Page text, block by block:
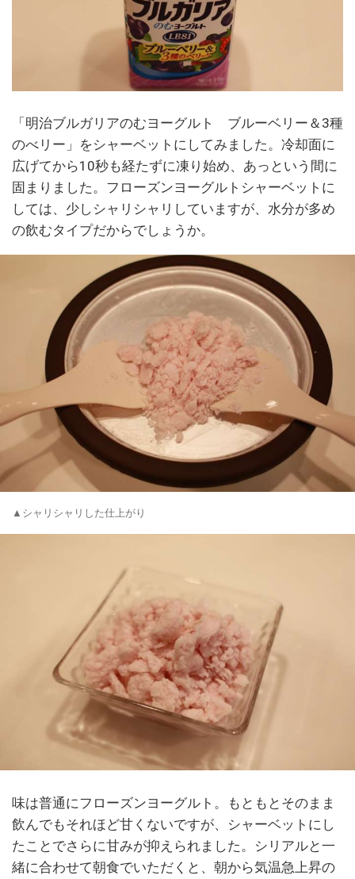
「明治ブルガリアのむヨーグルト ブルーベリー＆3種
のべリー」をシャーベットにしてみました。冷却面に
広げてから10秒も経たずに凍り始め、あっという間に
固まりました。フローズンヨーグルトシャーベットに
しては、少しシャリシャリしていますが、水分が多め
の飲むタイプだからでしょうか。
▲シャリシャリした仕上がり
味は普通にフローズンヨーグルト。もともとそのまま
飲んでもそれほど甘くないですが、シャーベットにし
たことでさらに甘みが抑えられました。シリアルと一
緒に合わせて朝食でいただくと、朝から気温急上昇の